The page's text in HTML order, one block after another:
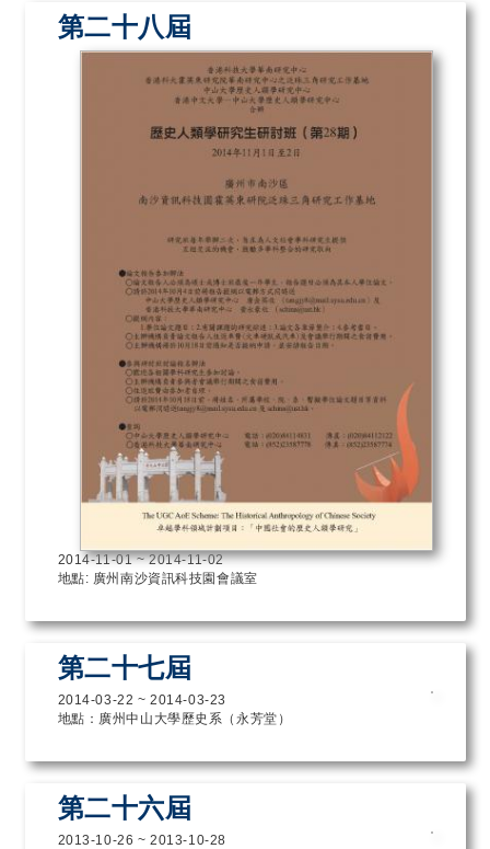
第二十八屆
2014-11-01~2014-11-02
地點: 廣州南沙資訊科技園會議室
第二十七屆
2014-03-22 ~2014-03-23
地點：廣州中山大學歷史系（永芳堂）
第二十六屆
2013-10-26 ~2013-10-28